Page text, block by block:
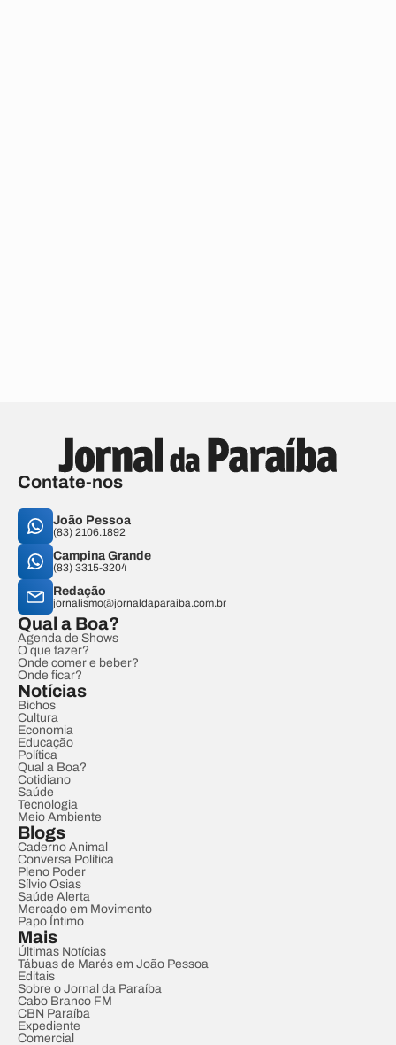
Contate-nos
João Pessoa
(83) 2106.1892
Campina Grande
(83) 3315-3204
Redação
jornalismo@jornaldaparaiba.com.br
Qual a Boa?
Agenda de Shows
O que fazer?
Onde comer e beber?
Onde ficar?
Notícias
Bichos
Cultura
Economia
Educação
Política
Qual a Boa?
Cotidiano
Saúde
Tecnologia
Meio Ambiente
Blogs
Caderno Animal
Conversa Política
Pleno Poder
Sílvio Osias
Saúde Alerta
Mercado em Movimento
Papo Íntimo
Mais
Últimas Notícias
Tábuas de Marés em João Pessoa
Editais
Sobre o Jornal da Paraíba
Cabo Branco FM
CBN Paraíba
Expediente
Comercial